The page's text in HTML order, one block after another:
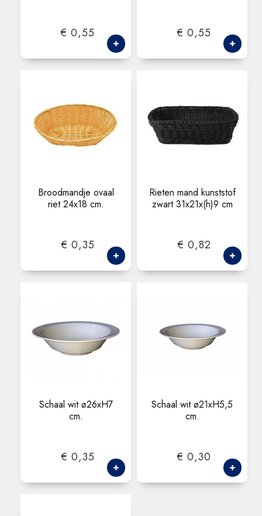
€ 0,55 € 0,55
Broodmandje ovaal
riet 24x18 cm.
€ 0,35
Rieten mand kunststof
zwart 31x21x(h)9 cm
€ 0,82
Schaal wit ø26xH7
cm.
€ 0,35
Schaal wit ø21xH5,5
cm.
€ 0,30